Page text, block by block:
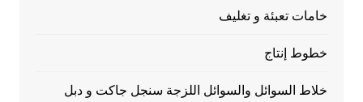
خامات تعبئة و تغليف
خطوط إنتاج
خلاط السوائل والسوائل اللزجة سنجل جاكت و دبل